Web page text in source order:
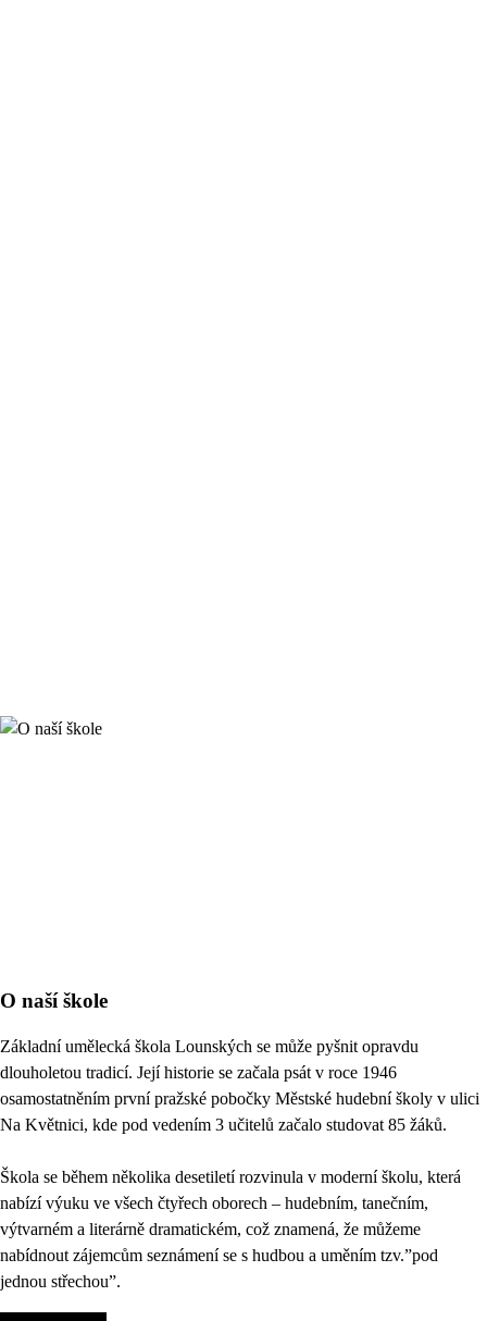
O naší škole
Základní umělecká škola Lounských se může pyšnit opravdu
dlouholetou tradicí. Její historie se začala psát v roce 1946
osamostatněním první pražské pobočky Městské hudební školy v ulici
Na Květnici, kde pod vedením 3 učitelů začalo studovat 85 žáků.
Škola se během několika desetiletí rozvinula v moderní školu, která
nabízí výuku ve všech čtyřech oborech – hudebním, tanečním,
výtvarném a literárně dramatickém, což znamená, že můžeme
nabídnout zájemcům seznámení se s hudbou a uměním tzv.”pod
jednou střechou”.